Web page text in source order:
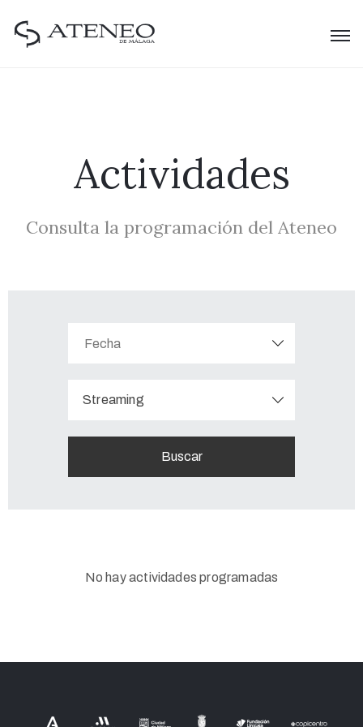
Actividades
Consulta la programación del Ateneo
Streaming
No hay actividades programadas